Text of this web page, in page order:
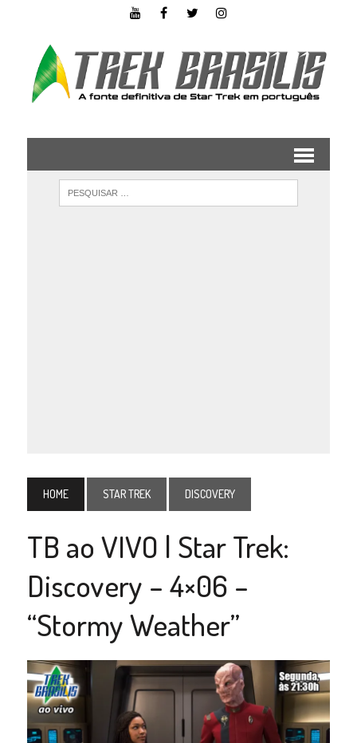
HOME STAR TREK DISCOVERY
TB ao VIVO | Star Trek:
Discovery – 4×06 –
“Stormy Weather”